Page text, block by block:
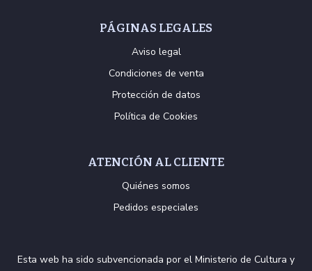
PÁGINAS LEGALES
Aviso legal
Condiciones de venta
Protección de datos
Política de Cookies
ATENCIÓN AL CLIENTE
Quiénes somos
Pedidos especiales
Esta web ha sido subvencionada por el Ministerio de Cultura y